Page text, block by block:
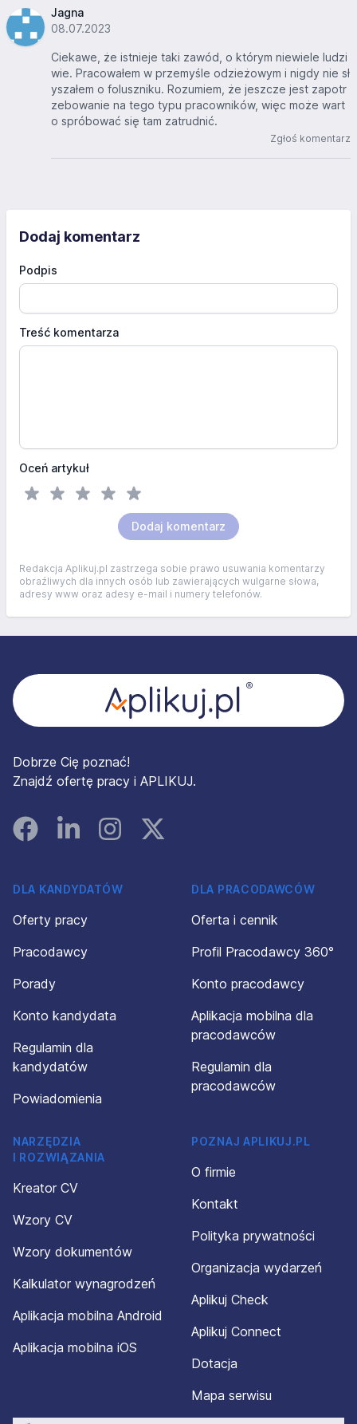
Jagna
08.07.2023
Ciekawe, że istnieje taki zawód, o którym niewiele ludzi
wie. Pracowałem w przemyśle odzieżowym i nigdy nie sł
yszałem o foluszniku. Rozumiem, że jeszcze jest zapotr
zebowanie na tego typu pracowników, więc może wart
o spróbować się tam zatrudnić.
Zgłoś komentarz
Dodaj komentarz
Podpis
Treść komentarza
Oceń artykuł
Dodaj komentarz
Redakcja Aplikuj.pl zastrzega sobie prawo usuwania komentarzy
obraźliwych dla innych osób lub zawierających wulgarne słowa,
adresy www oraz adesy e-mail i numery telefonów.
Dobrze Cię poznać!
Znajdź ofertę pracy i APLIKUJ.
FacebookLinked InInstagramInstagram
DLA KANDYDATÓW
Oferty pracy
Pracodawcy
Porady
Konto kandydata
Regulamin dla
kandydatów
Powiadomienia
DLA PRACODAWCÓW
Oferta i cennik
Profil Pracodawcy 360°
Konto pracodawcy
Aplikacja mobilna dla
pracodawców
Regulamin dla
pracodawców
NARZĘDZIA
I ROZWIĄZANIA
Kreator CV
Wzory CV
Wzory dokumentów
Kalkulator wynagrodzeń
Aplikacja mobilna Android
Aplikacja mobilna iOS
POZNAJ APLIKUJ.PL
O firmie
Kontakt
Polityka prywatności
Organizacja wydarzeń
Aplikuj Check
Aplikuj Connect
Dotacja
Mapa serwisu